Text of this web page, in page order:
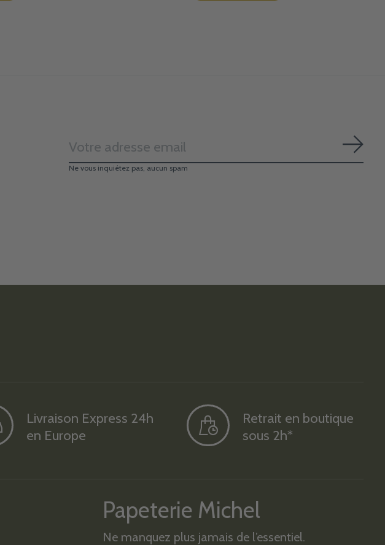
Ne vous inquiétez pas, aucun spam
Livraison Express 24h
en Europe
Retrait en boutique
sous 2h*
Papeterie Michel
Ne manquez plus jamais de l’essentiel.